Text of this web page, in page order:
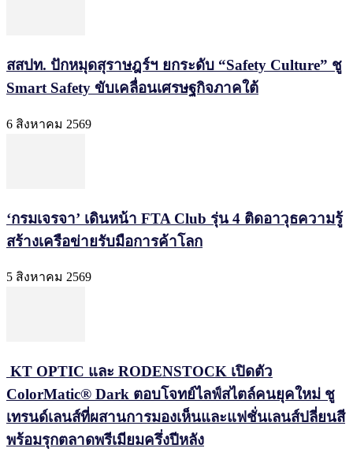
สสปท. ปักหมุดสุราษฎร์ฯ ยกระดับ “Safety Culture” ชู
Smart Safety ขับเคลื่อนเศรษฐกิจภาคใต้
6 สิงหาคม 2569
‘กรมเจรจา’ เดินหน้า FTA Club รุ่น 4 ติดอาวุธความรู้
สร้างเครือข่ายรับมือการค้าโลก
5 สิงหาคม 2569
KT OPTIC และ RODENSTOCK เปิดตัว
ColorMatic® Dark ตอบโจทย์ไลฟ์สไตล์คนยุคใหม่ ชู
เทรนด์เลนส์ที่ผสานการมองเห็นและแฟชั่นเลนส์ปลี่ยนสี
พร้อมรุกตลาดพรีเมียมครึ่งปีหลัง